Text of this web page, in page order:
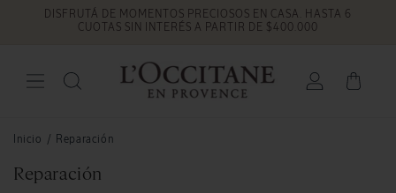
directamente
DISFRUTÁ DE MOMENTOS PRECIOSOS EN CASA. HASTA 6
CUOTAS SIN INTERÉS A PARTIR DE $400.000
sesión
Carrito
Inicio / Reparación
C
Reparación